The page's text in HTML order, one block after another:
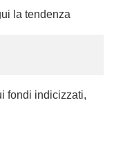
la tendenza
fondi indicizzati,